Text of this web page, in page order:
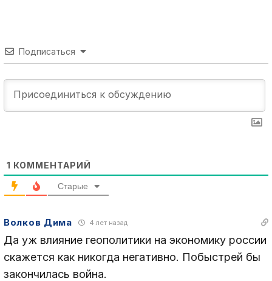
Подписаться
1 КОММЕНТАРИЙ
Старые
Волков Дима 4 лет назад
Да уж влияние геополитики на экономику россии
скажется как никогда негативно. Побыстрей бы
закончилась война.